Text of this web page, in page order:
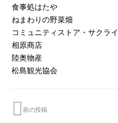
食事処はたや
ねまわりの野菜畑
コミュニティストア・サクライ
相原商店
陸奥物産
松島観光協会
前の投稿